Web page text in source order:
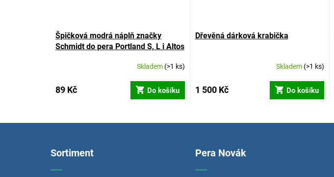
Špičková modrá náplň značky
Schmidt do pera Portland S, L i Altos
Skladem (>1 ks)
89 Kč Do košíku
Dřevěná dárková krabička
Skladem (>1 ks)
1 500 Kč Do košíku
Sortiment Pera Novák